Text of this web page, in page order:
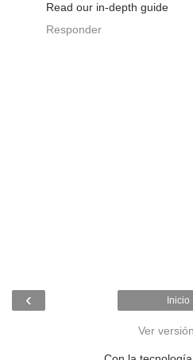
Read our in-depth guide
Responder
‹ Inicio
Ver